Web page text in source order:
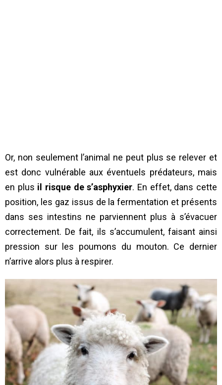
Or, non seulement l’animal ne peut plus se relever et
est donc vulnérable aux éventuels prédateurs, mais
en plus il risque de s’asphyxier. En effet, dans cette
position, les gaz issus de la fermentation et présents
dans ses intestins ne parviennent plus à s’évacuer
correctement. De fait, ils s’accumulent, faisant ainsi
pression sur les poumons du mouton. Ce dernier
n’arrive alors plus à respirer.